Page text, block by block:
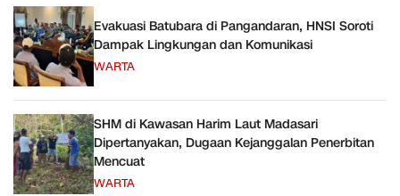
Evakuasi Batubara di Pangandaran, HNSI Soroti
Dampak Lingkungan dan Komunikasi
WARTA
SHM di Kawasan Harim Laut Madasari
Dipertanyakan, Dugaan Kejanggalan Penerbitan
Mencuat
WARTA